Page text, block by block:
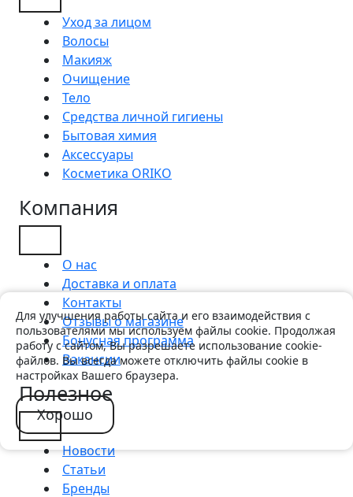
Уход за лицом
Волосы
Макияж
Очищение
Тело
Средства личной гигиены
Бытовая химия
Аксессуары
Косметика ORIKO
Компания
О нас
Доставка и оплата
Контакты
Отзывы о магазине
Бонусная программа
Вакансии
Полезное
Новости
Статьи
Бренды
Для улучшения работы сайта и его взаимодействия с
пользователями мы используем файлы cookie. Продолжая
работу с сайтом, Вы разрешаете использование cookie-
файлов. Вы всегда можете отключить файлы cookie в
настройках Вашего браузера.
Хорошо